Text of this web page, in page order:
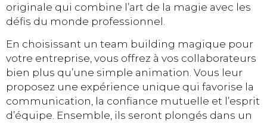
originale qui combine l’art de la magie avec les
défis du monde professionnel.
En choisissant un team building magique pour
votre entreprise, vous offrez à vos collaborateurs
bien plus qu’une simple animation. Vous leur
proposez une expérience unique qui favorise la
communication, la confiance mutuelle et l’esprit
d’équipe. Ensemble, ils seront plongés dans un